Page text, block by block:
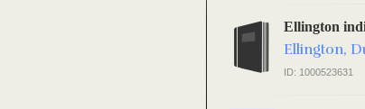
Ellington
Ellington,
ID: 1000523631